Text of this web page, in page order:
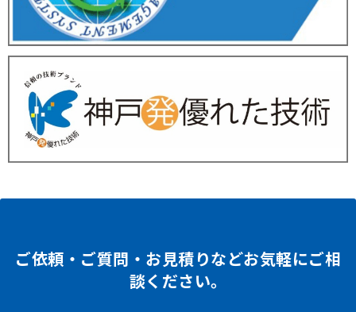
ご依頼・ご質問・お見積りなどお気軽にご相
談ください。